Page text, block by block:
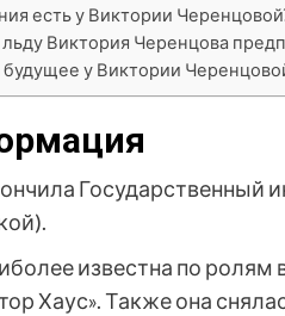
есть у Виктории
Виктория Черенцова
у Виктории
Государственный
известна по ролям
Хаус». Также она